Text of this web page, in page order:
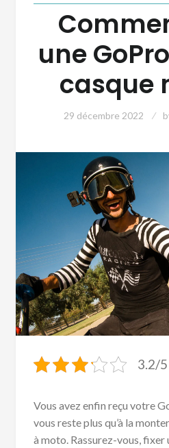
une
casque
29 décembre 2022
3.2/
Vous avez enfin reçu votre
vous reste plus qu’à la
à moto. Rassurez-vous, fixer